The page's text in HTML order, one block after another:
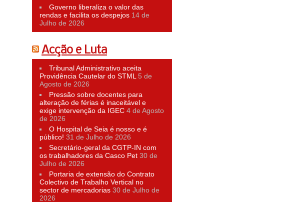
Governo liberaliza o valor das
rendas e facilita os despejos 14 de
Julho de 2026
Acção e Luta
Tribunal Administrativo aceita
Providência Cautelar do STML 5 de
Agosto de 2026
Pressão sobre docentes para
alteração de férias é inaceitável e
exige intervenção da IGEC 4 de Agosto
de 2026
O Hospital de Seia é nosso e é
público! 31 de Julho de 2026
Secretário-geral da CGTP-IN com
os trabalhadores da Casco Pet 30 de
Julho de 2026
Portaria de extensão do Contrato
Colectivo de Trabalho Vertical no
sector de mercadorias 30 de Julho de
2026